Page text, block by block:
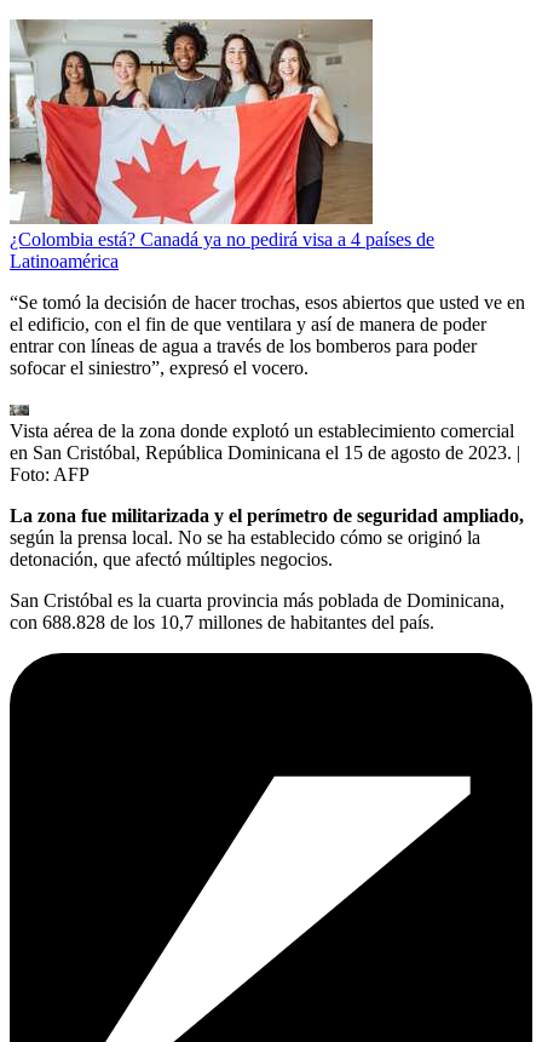
¿Colombia está? Canadá ya no pedirá visa a 4 países de
Latinoamérica
“Se tomó la decisión de hacer trochas, esos abiertos que usted ve en
el edificio, con el fin de que ventilara y así de manera de poder
entrar con líneas de agua a través de los bomberos para poder
sofocar el siniestro”, expresó el vocero.
Vista aérea de la zona donde explotó un establecimiento comercial
en San Cristóbal, República Dominicana el 15 de agosto de 2023. |
Foto: AFP
La zona fue militarizada y el perímetro de seguridad ampliado,
según la prensa local. No se ha establecido cómo se originó la
detonación, que afectó múltiples negocios.
San Cristóbal es la cuarta provincia más poblada de Dominicana,
con 688.828 de los 10,7 millones de habitantes del país.